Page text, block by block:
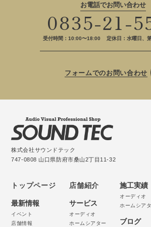
お電話でお問い合わせ
0835-21-
受付時間：10:00〜18:00 定休日：水曜日、
フォームでのお問い合わせ
株式会社サウンドテック
747-0808 山口県防府市桑山2丁目11-32
トップページ
最新情報
イベント
店舗情報
店舗紹介
サービス
オーディオ
ホームシアター
施工実績
オーディオ
ホームシア
ブログ